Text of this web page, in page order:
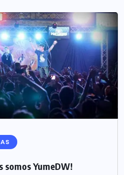
somos YumeDW!